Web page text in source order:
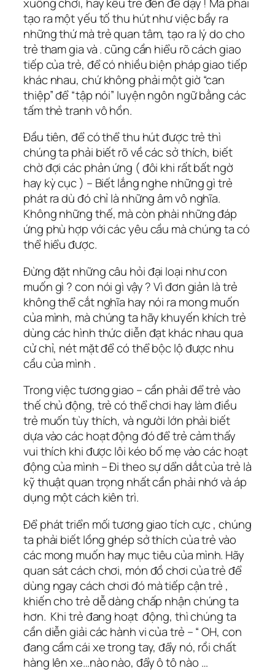
tạo ra một yếu tố thu hút như việc bầy ra
những thứ mà trẻ quan tâm, tạo ra lý do cho
trẻ tham gia và . cũng cần hiểu rõ cách giao
tiếp của trẻ, để có nhiều biện pháp giao tiếp
khác nhau, chứ không phải một giờ “can
thiệp” để “tập nói” luyện ngôn ngữ bằng các
tấm thẻ tranh vô hồn.
Đầu tiên, để có thể thu hút được trẻ thì
chúng ta phải biết rõ về các sở thích, biết
chờ đợi các phản ứng ( đôi khi rất bất ngờ
hay kỳ cục ) – Biết lắng nghe những gì trẻ
phát ra dù đó chỉ là những âm vô nghĩa.
Không những thế, mà còn phài những đáp
ứng phù hợp với các yêu cầu mà chúng ta có
thể hiểu được.
Đừng đặt những câu hỏi đại loại như con
muốn gì ? con nói gì vậy ? Vì đơn giản là trẻ
không thể cắt nghĩa hay nói ra mong muốn
của mình, mà chúng ta hãy khuyến khích trẻ
dùng các hình thức diễn đạt khác nhau qua
cử chỉ, nét mặt để có thể bộc lộ được nhu
cầu của mình .
Trong việc tương giao – cần phải để trẻ vào
thế chủ động, trẻ có thể chơi hay làm điều
trẻ muốn tùy thích, và người lớn phải biết
dựa vào các hoạt động đó để trẻ cảm thấy
vui thích khi được lôi kéo bố mẹ vào các hoạt
động của mình – Đi theo sự dẩn dắt của trẻ là
kỹ thuật quan trọng nhất cần phải nhớ và áp
dụng một cách kiên trì.
Để phát triển mối tương giao tích cực , chúng
ta phải biết lồng ghép sở thích của trẻ vào
các mong muốn hay mục tiêu của mình. Hãy
quan sát cách chơi, món đồ chơi của trẻ để
dùng ngay cách chơi đó mà tiếp cận trẻ ,
khiến cho trẻ dễ dàng chấp nhận chúng ta
hơn. Khi trẻ đang hoạt động, thì chúng ta
cần diễn giải các hành vi của trẻ – “ OH, con
đang cầm cái xe trong tay, đẩy nó, rồi chất
hàng lên xe…nào nào, đẩy ô tô nào …